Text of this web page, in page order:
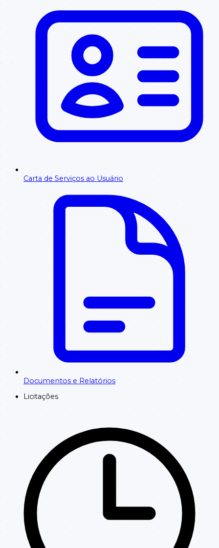
Carta de Serviços ao Usuário
Documentos e Relatórios
Licitações